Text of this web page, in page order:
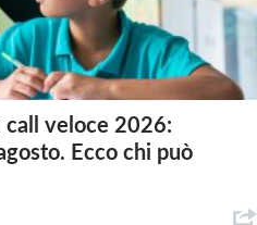
call veloce 2026:
Ecco chi può